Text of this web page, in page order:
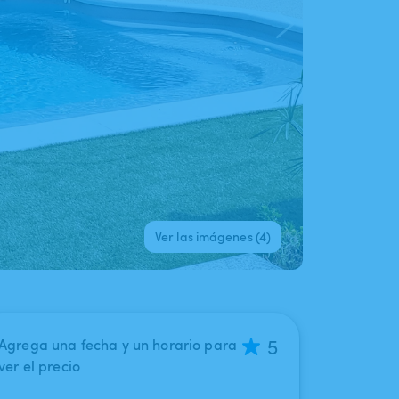
Ver las imágenes (4)
una fecha y un horario para
el precio
5